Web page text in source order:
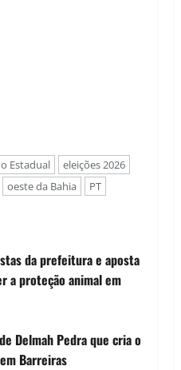
Estadual
eleições 2026
oeste da Bahia
PT
da prefeitura e aposta
a proteção animal em
Delmah Pedra que cria o
Barreiras